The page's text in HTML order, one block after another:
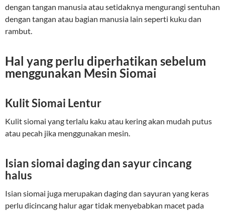
dengan tangan manusia atau setidaknya mengurangi sentuhan
dengan tangan atau bagian manusia lain seperti kuku dan
rambut.
Hal yang perlu diperhatikan sebelum
menggunakan Mesin Siomai
Kulit Siomai Lentur
Kulit siomai yang terlalu kaku atau kering akan mudah putus
atau pecah jika menggunakan mesin.
Isian siomai daging dan sayur cincang
halus
Isian siomai juga merupakan daging dan sayuran yang keras
perlu dicincang halur agar tidak menyebabkan macet pada